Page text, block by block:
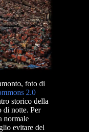
foto di
2.0
storico della
di notte. Per
normale
evitare del